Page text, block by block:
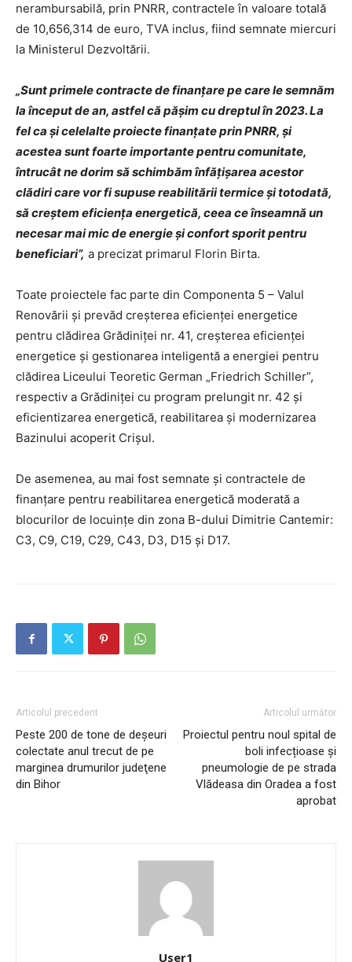
nerambursabilă, prin PNRR, contractele în valoare totală
de 10,656,314 de euro, TVA inclus, fiind semnate miercuri
la Ministerul Dezvoltării.
„Sunt primele contracte de finanțare pe care le semnăm
la început de an, astfel că pășim cu dreptul în 2023. La
fel ca și celelalte proiecte finanțate prin PNRR, și
acestea sunt foarte importante pentru comunitate,
întrucât ne dorim să schimbăm înfățișarea acestor
clădiri care vor fi supuse reabilitării termice și totodată,
să creștem eficiența energetică, ceea ce înseamnă un
necesar mai mic de energie și confort sporit pentru
beneficiari”, a precizat primarul Florin Birta.
Toate proiectele fac parte din Componenta 5 – Valul
Renovării și prevăd creșterea eficienței energetice
pentru clădirea Grădiniței nr. 41, creșterea eficienței
energetice și gestionarea inteligentă a energiei pentru
clădirea Liceului Teoretic German „Friedrich Schiller”,
respectiv a Grădiniței cu program prelungit nr. 42 și
eficientizarea energetică, reabilitarea și modernizarea
Bazinului acoperit Crișul.
De asemenea, au mai fost semnate și contractele de
finanțare pentru reabilitarea energetică moderată a
blocurilor de locuințe din zona B-dului Dimitrie Cantemir:
C3, C9, C19, C29, C43, D3, D15 și D17.
Articolul precedent
Peste 200 de tone de deşeuri
colectate anul trecut de pe
marginea drumurilor judeţene
din Bihor
Articolul următor
Proiectul pentru noul spital de
boli infecțioase și
pneumologie de pe strada
Vlădeasa din Oradea a fost
aprobat
User1